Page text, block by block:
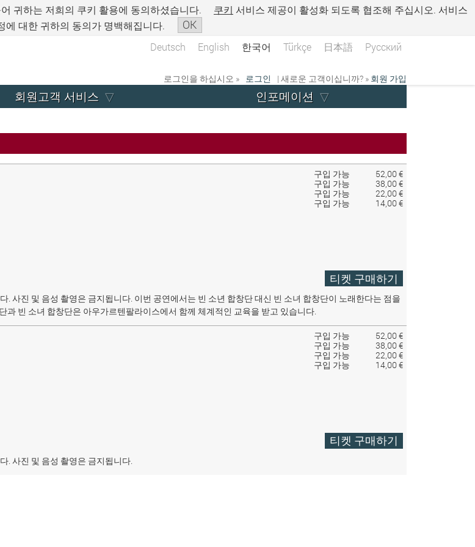
귀하는 저희의 쿠키 활용에 동의하셨습니다. 쿠키 서비스 제공이 활성화 되도록 협조해 주십시오. 서비스
에 대한 귀하의 동의가 명백해집니다.
OK
Deutsch English 한국어 Türkçe 日本語 Русский
로그인을 하십시오 » 로그인 | 새로운 고객이십니까? » 회원 가입
회원고객 서비스 인포메이션
구입 가능
52,00 €
구입 가능
38,00 €
구입 가능
22,00 €
구입 가능
14,00 €
티켓 구매하기
. 사진 및 음성 촬영은 금지됩니다. 이번 공연에서는 빈 소년 합창단 대신 빈 소녀 합창단이 노래한다는 점을
과 빈 소녀 합창단은 아우가르텐팔라이스에서 함께 체계적인 교육을 받고 있습니다.
구입 가능
52,00 €
구입 가능
38,00 €
구입 가능
22,00 €
구입 가능
14,00 €
티켓 구매하기
. 사진 및 음성 촬영은 금지됩니다.